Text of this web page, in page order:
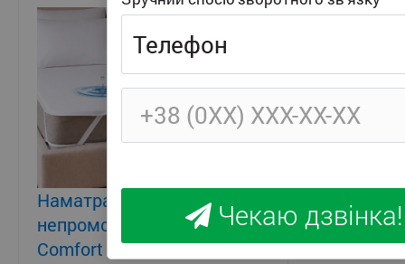
Наматрацник
непромокаючий Persei
Comfort Lite
Чекаю дзвінка!